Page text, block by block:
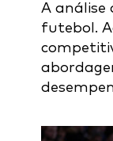
A análise
futebol.